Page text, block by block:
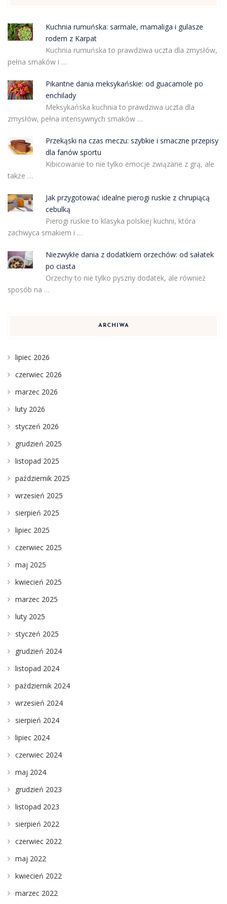
Kuchnia rumuńska: sarmale, mamaliga i gulasze
rodem z Karpat
Kuchnia rumuńska to prawdziwa uczta dla zmysłów,
pełna smaków i …
Pikantne dania meksykańskie: od guacamole po
enchilady
Meksykańska kuchnia to prawdziwa uczta dla
zmysłów, pełna intensywnych smaków …
Przekąski na czas meczu: szybkie i smaczne przepisy
dla fanów sportu
Kibicowanie to nie tylko emocje związane z grą, ale
także …
Jak przygotować idealne pierogi ruskie z chrupiącą
cebulką
Pierogi ruskie to klasyka polskiej kuchni, która
zachwyca smakiem i …
Niezwykłe dania z dodatkiem orzechów: od sałatek
po ciasta
Orzechy to nie tylko pyszny dodatek, ale również
sposób na …
ARCHIWA
lipiec 2026
czerwiec 2026
marzec 2026
luty 2026
styczeń 2026
grudzień 2025
listopad 2025
październik 2025
wrzesień 2025
sierpień 2025
lipiec 2025
czerwiec 2025
maj 2025
kwiecień 2025
marzec 2025
luty 2025
styczeń 2025
grudzień 2024
listopad 2024
październik 2024
wrzesień 2024
sierpień 2024
lipiec 2024
czerwiec 2024
maj 2024
grudzień 2023
listopad 2023
sierpień 2022
czerwiec 2022
maj 2022
kwiecień 2022
marzec 2022